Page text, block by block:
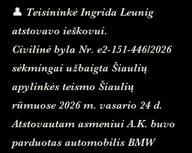
👤 Teisininkė Ingrida Leunig
atstovavo ieškovui.
Civilinė byla Nr. e2-151-446/2026
sėkmingai užbaigta Šiaulių
apylinkės teismo Šiaulių
rūmuose 2026 m. vasario 24 d.
Atstovautam asmeniui A.K. buvo
parduotas automobilis BMW